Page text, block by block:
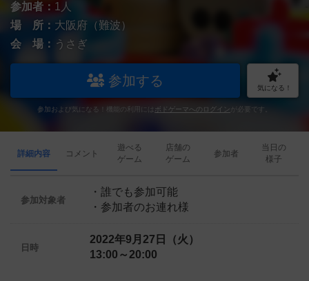
参加者： 1人
場 所： 大阪府（難波）
会 場： うさぎ
参加する 気になる！
参加および気になる！機能の利用には ボドゲーマへのログイン が必要です。
詳細内容 コメント
遊べる
ゲーム
店舗の
ゲーム
参加者
当日の
様子
参加対象者
・誰でも参加可能
・参加者のお連れ様
日時
2022年9月27日（火）
13:00～20:00